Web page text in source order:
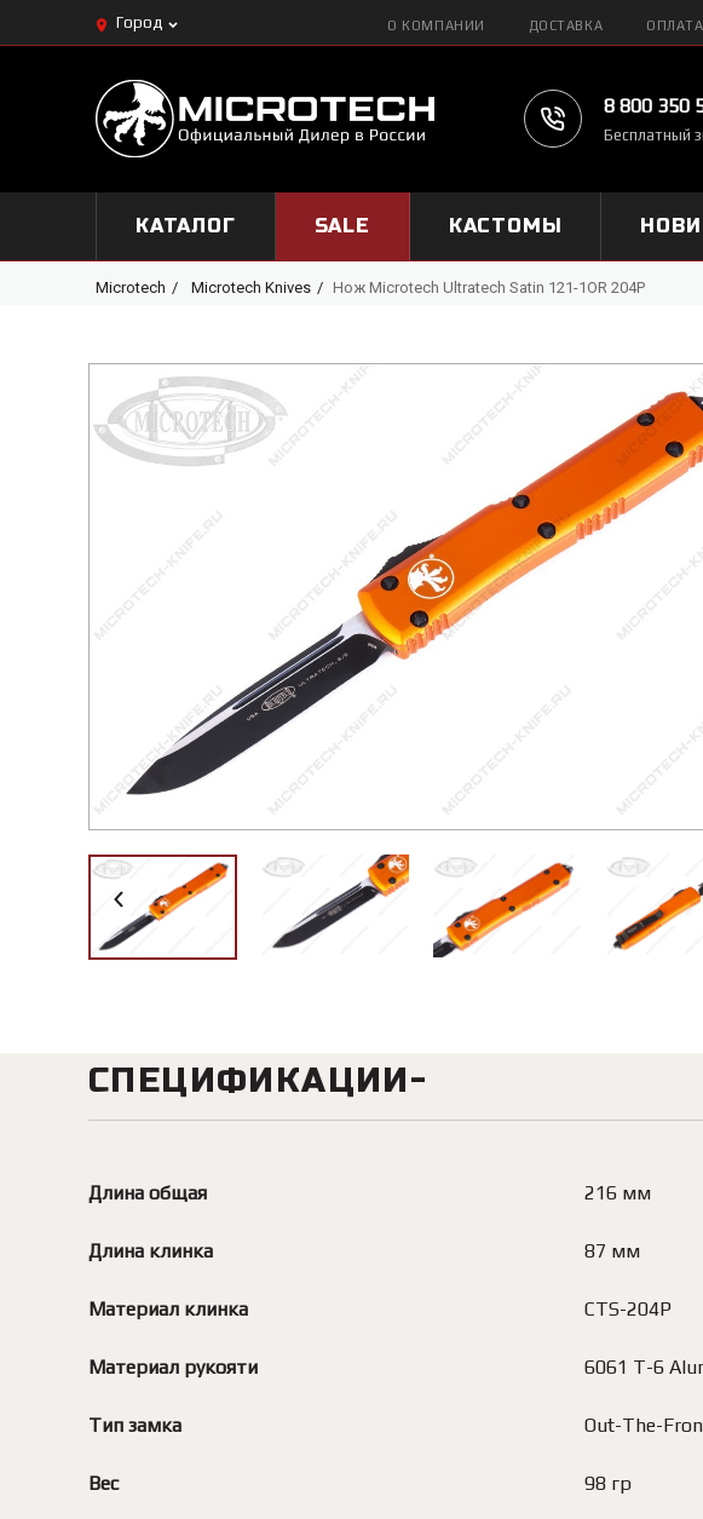
Город О КОМПАНИИ ДОСТАВКА ОПЛАТА
8 800 350
Бесплатный
КАТАЛОГ SALE КАСТОМЫ
Microtech Microtech Knives Нож Microtech Ultratech Satin 121-1OR 204P
СПЕЦИФИКАЦИИ
Длина общая 216 мм
Длина клинка 87 мм
Материал клинка CTS-204P
Материал рукояти 6061 T-6
Тип замка Out-The-
Вес 98 гр